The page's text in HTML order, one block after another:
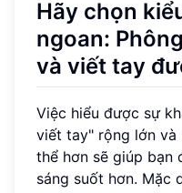
Hãy chọn
ngoan:
và viết tay
Việc hiểu được sự
viết tay" rộng lớn và
thể hơn sẽ giúp bạn
sáng suốt hơn. Mặc